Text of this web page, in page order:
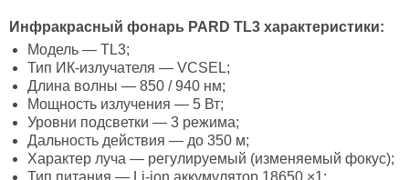
Инфракрасный фонарь PARD TL3 характеристики:
Модель — TL3;
Тип ИК-излучателя — VCSEL;
Длина волны — 850 / 940 нм;
Мощность излучения — 5 Вт;
Уровни подсветки — 3 режима;
Дальность действия — до 350 м;
Характер луча — регулируемый (изменяемый фокус);
Тип питания — Li-ion аккумулятор 18650 ×1;